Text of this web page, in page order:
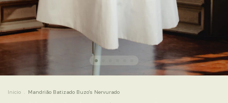
Inicio Mandrião Batizado Buzo's Nervurado